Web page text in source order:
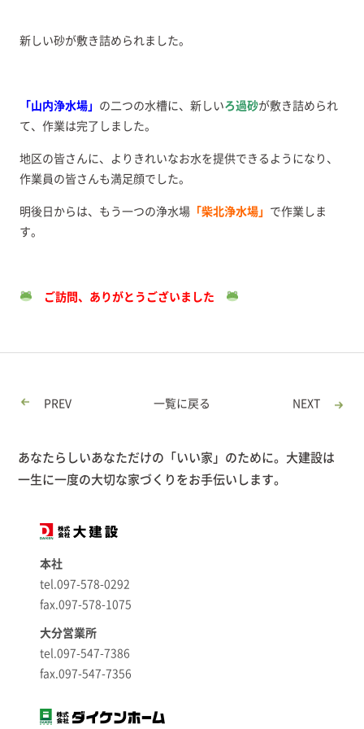
新しい砂が敷き詰められました。
「山内浄水場」 の二つの水槽に、新しいろ過砂が敷き詰められ
て、作業は完了しました。
地区の皆さんに、よりきれいなお水を提供できるようになり、
作業員の皆さんも満足顔でした。
明後日からは、もう一つの浄水場「柴北浄水場」 で作業しま
す。
ご訪問、ありがとうございました
PREV 一覧に戻る NEXT
あなたらしいあなただけの「いい家」のために。大建設は
一生に一度の大切な家づくりをお手伝いします。
本社
tel.097-578-0292
fax.097-578-1075
大分営業所
tel.097-547-7386
fax.097-547-7356